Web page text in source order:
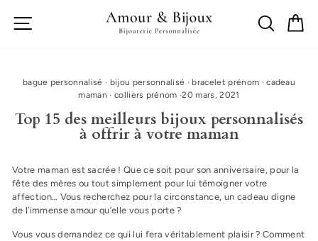
bague personnalisé · bijou personnalisé · bracelet prénom ·cadeau
maman · colliers prénom ·20 mars, 2021
Top 15 des meilleurs bijoux personnalisés
à offrir à votre maman
Votre maman est sacrée ! Que ce soit pour son anniversaire, pour la
fête des mères ou tout simplement pour lui témoigner votre
affection… Vous recherchez pour la circonstance, un cadeau digne
de l’immense amour qu’elle vous porte ?
Vous vous demandez ce qui lui fera véritablement plaisir ? Comment